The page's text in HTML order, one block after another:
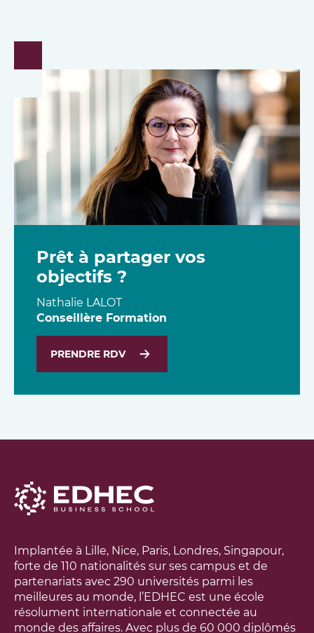
Prêt à partager vos
objectifs ?
Nathalie LALOT
Conseillère Formation
PRENDRE RDV
Implantée à Lille, Nice, Paris, Londres, Singapour,
forte de 110 nationalités sur ses campus et de
partenariats avec 290 universités parmi les
meilleures au monde, l’EDHEC est une école
résolument internationale et connectée au
monde des affaires. Avec plus de 60 000 diplômés